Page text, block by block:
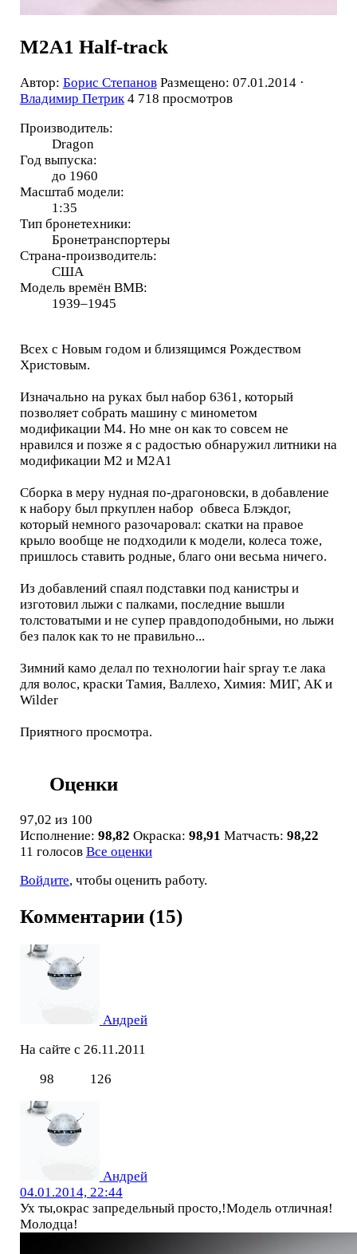
M2A1 Half-track
Автор: Борис Степанов Размещено: 07.01.2014 ·
Владимир Петрик 4 718 просмотров
Производитель:
Dragon
Год выпуска:
до 1960
Масштаб модели:
1:35
Тип бронетехники:
Бронетранспортеры
Страна-производитель:
США
Модель времён ВМВ:
1939–1945
Всех с Новым годом и близящимся Рождеством
Христовым.
Изначально на руках был набор 6361, который
позволяет собрать машину с минометом
модификации М4. Но мне он как то совсем не
нравился и позже я с радостью обнаружил литники на
модификации М2 и М2А1
Сборка в меру нудная по-драгоновски, в добавление
к набору был пркуплен набор обвеса Блэкдог,
который немного разочаровал: скатки на правое
крыло вообще не подходили к модели, колеса тоже,
пришлось ставить родные, благо они весьма ничего.
Из добавлений спаял подставки под канистры и
изготовил лыжи с палками, последние вышли
толстоватыми и не супер правдоподобными, но лыжи
без палок как то не правильно...
Зимний камо делал по технологии hair spray т.е лака
для волос, краски Тамия, Валлехо, Химия: МИГ, АК и
Wilder
Приятного просмотра.
Оценки
97,02 из 100
Исполнение: 98,82 Окраска: 98,91 Матчасть: 98,22
11 голосов Все оценки
Войдите, чтобы оценить работу.
Комментарии (15)
Андрей
На сайте с 26.11.2011
98
126
Андрей
04.01.2014, 22:44
Ух ты,окрас запредельный просто,!Модель отличная!
Молодца!